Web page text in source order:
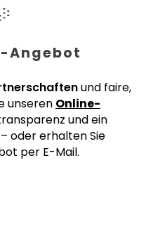
Angebot
und faire,
unseren Online-
und ein
oder erhalten Sie
per E-Mail.